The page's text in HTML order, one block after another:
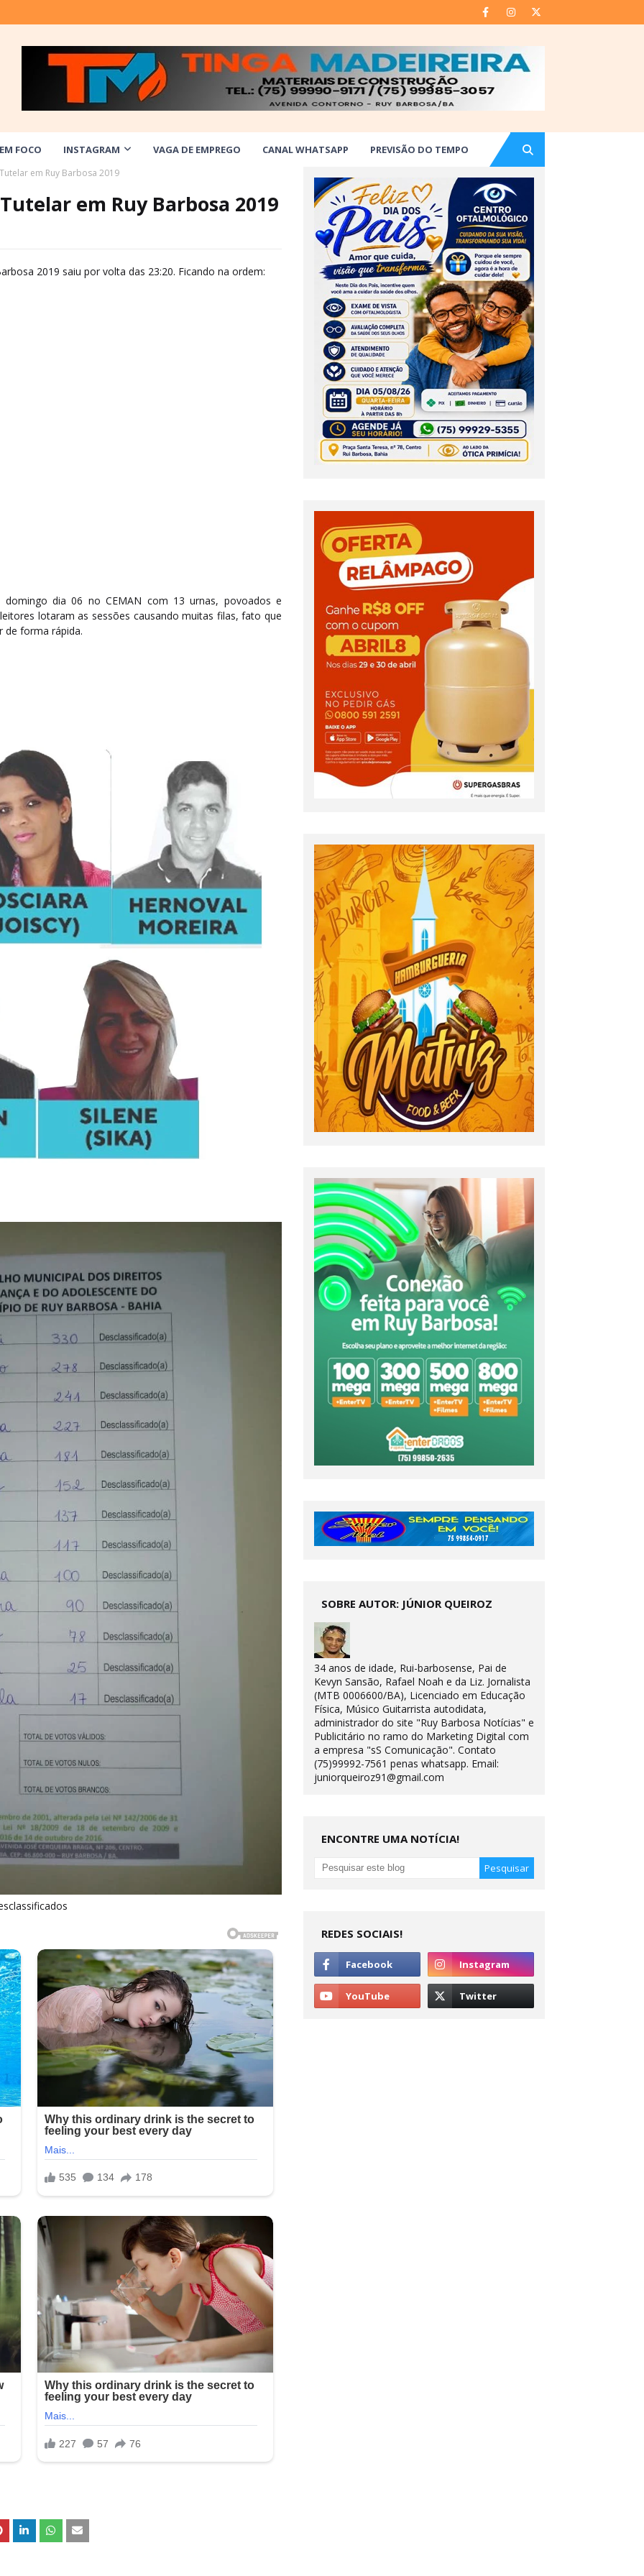
FOCO INSTAGRAM VAGA DE EMPREGO CANAL WHATSAPP PREVISÃO DO TEMPO
em Ruy Barbosa 2019
em Ruy Barbosa 2019
2019 saiu por volta das 23:20. Ficando na ordem:
dia 06 no CEMAN com 13 urnas, povoados e
lotaram as sessões causando muitas filas, fato que
de forma rápida.
SOBRE AUTOR: JÚNIOR QUEIROZ
34 anos de idade, Rui-barbosense, Pai de
Kevyn Sansão, Rafael Noah e da Liz. Jornalista
(MTB 0006600/BA), Licenciado em Educação
Física, Músico Guitarrista autodidata,
administrador do site "Ruy Barbosa Notícias" e
Publicitário no ramo do Marketing Digital com
a empresa "sS Comunicação". Contato
(75)99992-7561 penas whatsapp. Email:
juniorqueiroz91@gmail.com
ENCONTRE UMA NOTÍCIA!
REDES SOCIAIS!